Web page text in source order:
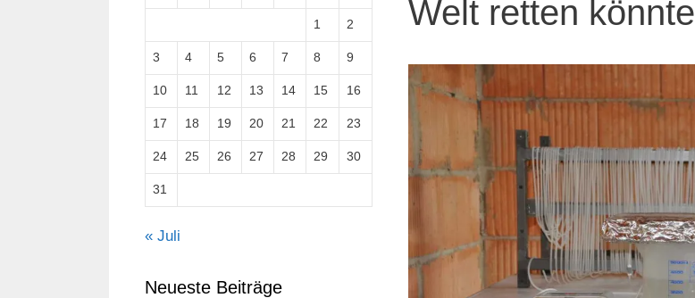
Welt retten könnte
1 2
3 4 5 6 7 8 9
10 11 12 13 14 15 16
17 18 19 20 21 22 23
24 25 26 27 28 29 30
31
« Juli
Neueste Beiträge